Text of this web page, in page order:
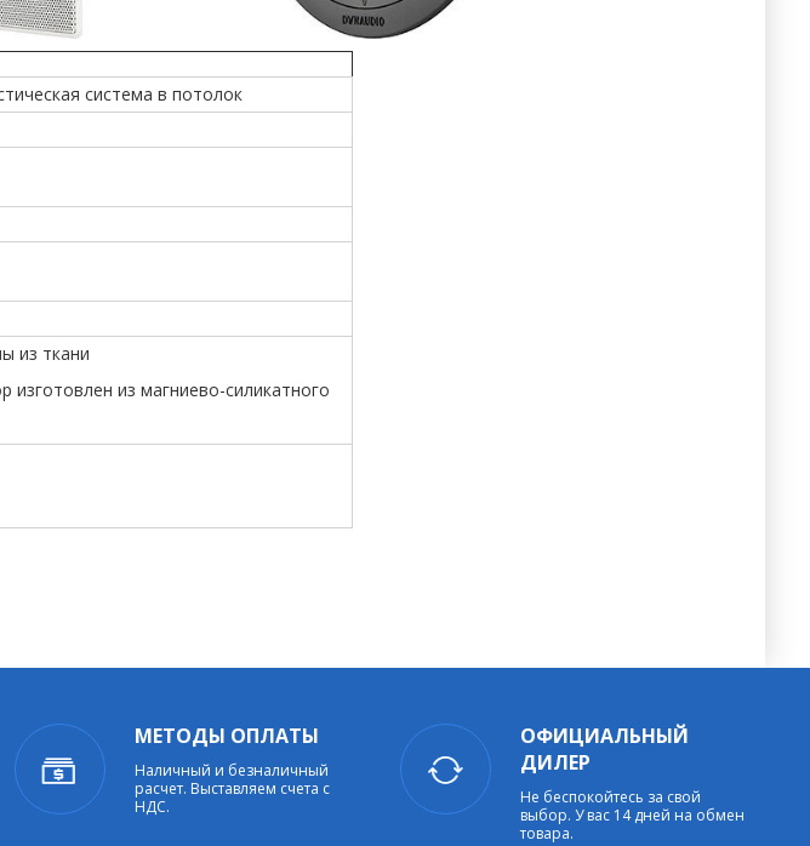
система в потолок
из ткани
из магниево-силикатного
МЕТОДЫ ОПЛАТЫ
Наличный и безналичный
расчет. Выставляем счета с
НДС.
ОФИЦИАЛЬНЫЙ
ДИЛЕР
Не беспокойтесь за свой
выбор. У вас 14 дней на обмен
товара.